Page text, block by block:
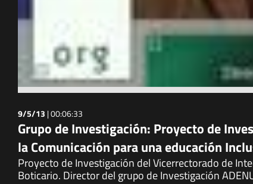
9/5/13 |00:06:33
Grupo de Investigación: Proyecto de
la Comunicación para una educación
Proyecto de Investigación del Vicerrectorado de
Boticario. Director del grupo de Investigación